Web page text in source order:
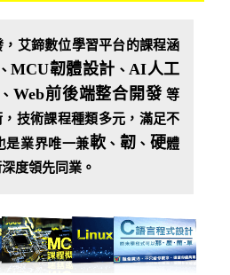
艾鍗數位學習平台的課程涵
MCU韌體設計 、 AI人工
、 Web前後端整合開發等
技術課程種類多元，滿足不
是業界唯一兼軟 、 韌 、 硬體
度領先同業。